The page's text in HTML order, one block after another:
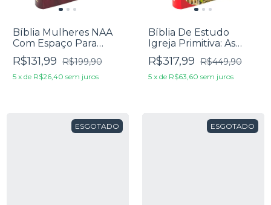
Bíblia Mulheres NAA
Com Espaço Para
Anotações - Viviane
Martinello - Capa
Vinho
R$131,99 R$199,90
5 x de R$26,40 sem juros
Bíblia De Estudo
Igreja Primitiva: As
Escrituras Em Seu
Contexto Judaico e
Cristão Primitivo
R$317,99 R$449,90
5 x de R$63,60 sem juros
ESGOTADO ESGOTADO